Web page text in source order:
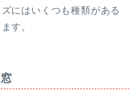
にはいくつも種類がある
す。